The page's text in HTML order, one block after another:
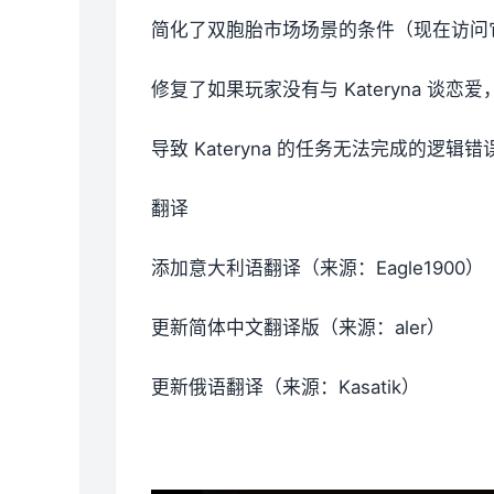
简化了双胞胎市场场景的条件（现在访问
修复了如果玩家没有与 Kateryna 谈恋爱，
导致 Kateryna 的任务无法完成的逻辑错
翻译
添加意大利语翻译（来源：Eagle1900）
更新简体中文翻译版（来源：aler）
更新俄语翻译（来源：Kasatik）